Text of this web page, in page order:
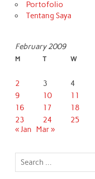
Portofolio
Tentang Saya
February 2009
M T W
2
3 4
9
10 11
16
17 18
23
24 25
« Jan
Mar »